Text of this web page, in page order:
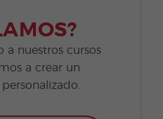
a nuestros cursos
a crear un